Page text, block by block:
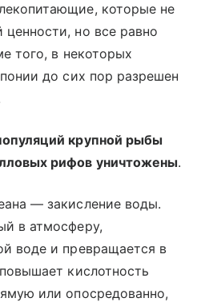
которые не
но все равно
того, в некоторых
до сих пор разрешен
крупной рыбы
рифов уничтожены.
— закисление воды.
в атмосферу,
воде и превращается в
кислотность
или опосредованно,